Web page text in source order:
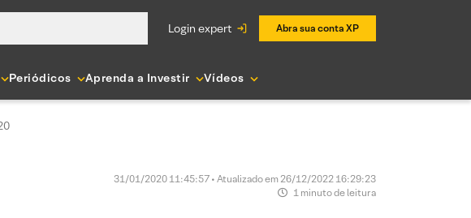
login expert Abra sua conta XP
Periódicos Aprenda a Investir Vídeos
31/01/2020 11:45:57 • Atualizado em 26/12/2022 16:29:23
1 minuto de leitura